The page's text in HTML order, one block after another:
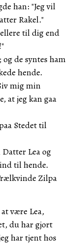
han: "Jeg vil
Rakel."
til dig end
og de syntes ham
hende.
mig min
at jeg kan gaa
Stedet til
Lea og
til hende.
Zilpa
være Lea,
du har gjort
har tjent hos